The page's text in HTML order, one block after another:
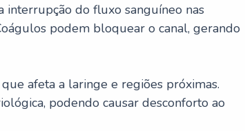
interrupção do fluxo sanguíneo nas
podem bloquear o canal, gerando
afeta a laringe e regiões próximas.
podendo causar desconforto ao